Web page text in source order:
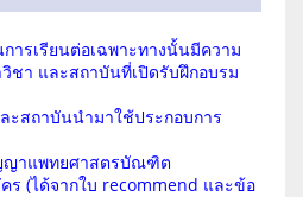
ารเรียนต่อเฉพาะทางนั้นมีความ
ชา และสถาบันที่เปิดรับฝึกอบรม
ะสถาบันนำมาใช้ประกอบการ
ญาแพทยศาสตรบัณฑิต
(ได้จากใบ recommend และข้อ